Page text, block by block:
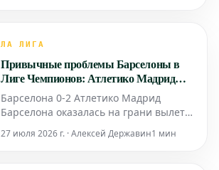
как реальная альтернатива, несмотря
информации испанского издания Dia
ЛА ЛИГА
Привычные проблемы Барселоны в
Лиге Чемпионов: Атлетико Мадрид
побеждает в Каталонии
Барселона 0-2 Атлетико Мадрид
Барселона оказалась на грани вылета
потерпев поражение от Атлетико
27 июля 2026 г. · Алексей Державин1 мин